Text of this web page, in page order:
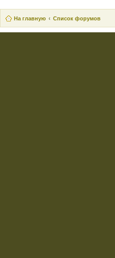
На главную Список форумов